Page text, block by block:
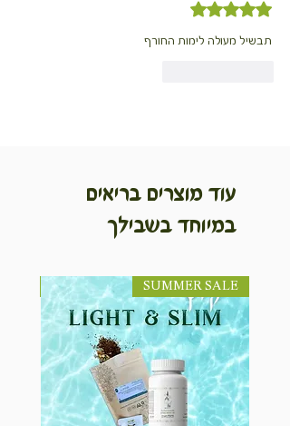
דירוג של 5 מתוך 5 כוכבים
תבשיל מעולה לימות החורף
עוד מוצרים בריאים
במיוחד בשבילך
SUMMER SALE